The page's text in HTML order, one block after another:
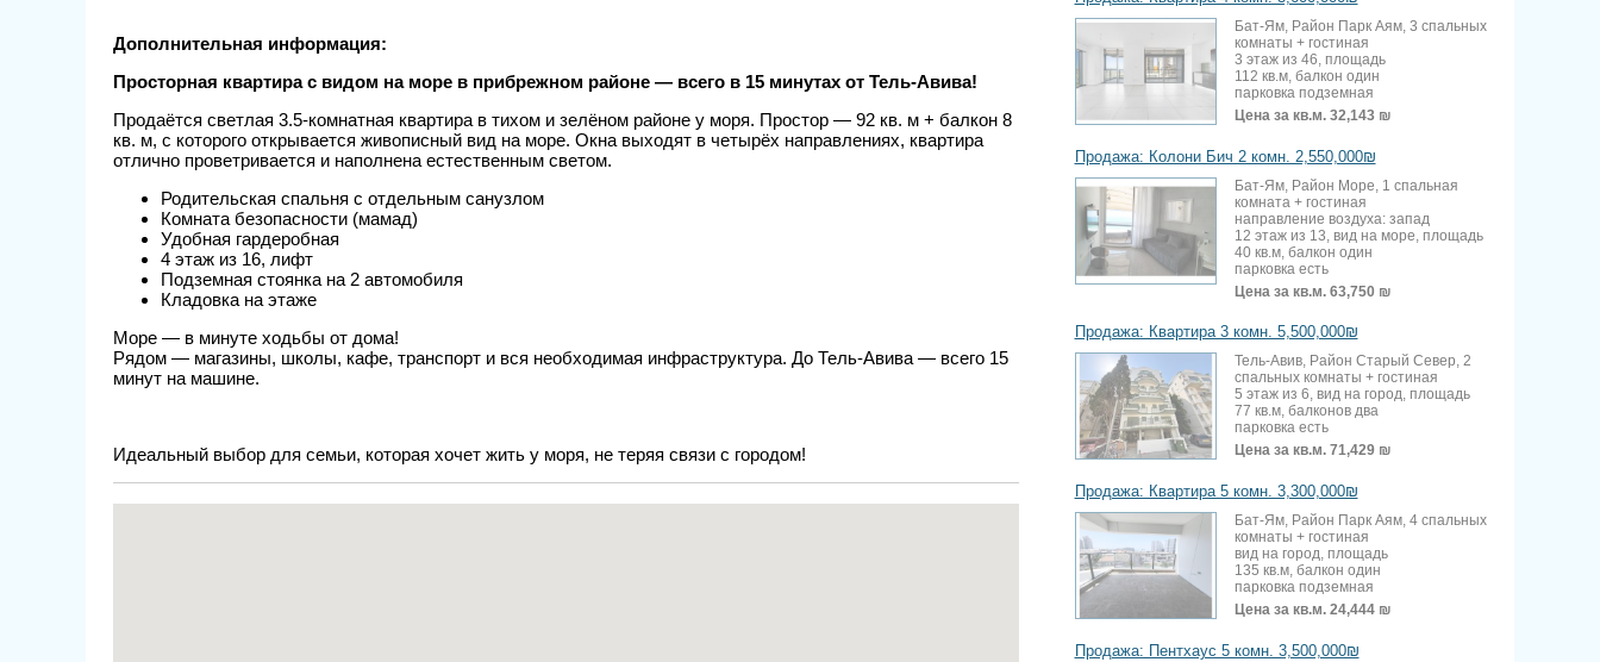
Дополнительная информация:
Просторная квартира с видом на море в прибрежном районе — всего в 15 минутах от Тель-Авива!
Продаётся светлая 3.5-комнатная квартира в тихом и зелёном районе у моря. Простор — 92 кв. м + балкон 8
кв. м, с которого открывается живописный вид на море. Окна выходят в четырёх направлениях, квартира
отлично проветривается и наполнена естественным светом.
Родительская спальня с отдельным санузлом
Комната безопасности (мамад)
Удобная гардеробная
4 этаж из 16, лифт
Подземная стоянка на 2 автомобиля
Кладовка на этаже
Море — в минуте ходьбы от дома!
Рядом — магазины, школы, кафе, транспорт и вся необходимая инфраструктура. До Тель-Авива — всего 15
минут на машине.
Идеальный выбор для семьи, которая хочет жить у моря, не теряя связи с городом!
Бат-Ям, Район Парк Аям, 3 спальных
комнаты + гостиная
3 этаж из 46, площадь
112 кв.м, балкон один
парковка подземная
Цена за кв.м. 32,143 ₪
Продажа: Колони Бич 2 комн. 2,550,000₪
Бат-Ям, Район Море, 1 спальная
комната + гостиная
направление воздуха: запад
12 этаж из 13, вид на море, площадь
40 кв.м, балкон один
парковка есть
Цена за кв.м. 63,750 ₪
Продажа: Квартира 3 комн. 5,500,000₪
Тель-Авив, Район Старый Север, 2
спальных комнаты + гостиная
5 этаж из 6, вид на город, площадь
77 кв.м, балконов два
парковка есть
Цена за кв.м. 71,429 ₪
Продажа: Квартира 5 комн. 3,300,000₪
Бат-Ям, Район Парк Аям, 4 спальных
комнаты + гостиная
вид на город, площадь
135 кв.м, балкон один
парковка подземная
Цена за кв.м. 24,444 ₪
Продажа: Пентхаус 5 комн. 3,500,000₪